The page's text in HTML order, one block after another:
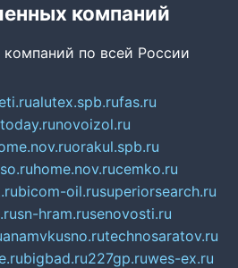
компаний
компаний по всей России
alutex.spb.rufas.ru
novoizol.ru
orakul.spb.ru
home.nov.rucemko.ru
bicom-oil.rusuperiorsearch.ru
sn-hram.rusenovosti.ru
anamvkusno.rutechnosaratov.ru
bigbad.ru227gp.ruwes-ex.ru